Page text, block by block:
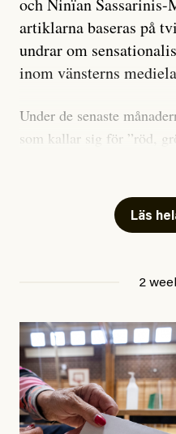
och Ninïan Sassarinis-
artiklarna baseras på
undrar om
inom vänsterns
Under de senaste
som kallar sig för ”röd,
skriver för? Vad betyder
oberoende” tidning? Och
utpekas som israelisk
handlar artikeln om en
splittring och oro i
skapar betydligt mer oro i
oberoende vänstern – än
Läs
2